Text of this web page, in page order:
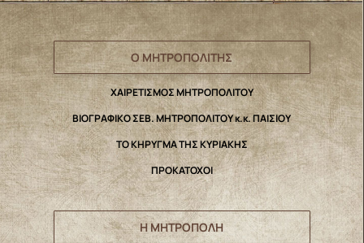
Ο ΜΗΤΡΟΠΟΛΙΤΗΣ
ΧΑΙΡΕΤΙΣΜΟΣ ΜΗΤΡΟΠΟΛΙΤΟΥ
ΒΙΟΓΡΑΦΙΚΟ ΣΕΒ. ΜΗΤΡΟΠΟΛΙΤΟΥ κ.κ. ΠΑΙΣΙΟΥ
ΤΟ ΚΗΡΥΓΜΑ ΤΗΣ ΚΥΡΙΑΚΗΣ
ΠΡΟΚΑΤΟΧΟΙ
Η ΜΗΤΡΟΠΟΛΗ